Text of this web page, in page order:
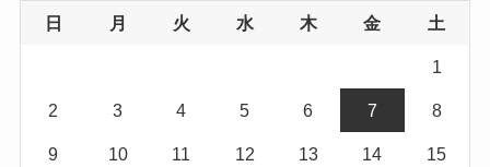
日 月 火 水 木 金 土
1
2 3 4 5 6 7 8
9 10 11 12 13 14 15